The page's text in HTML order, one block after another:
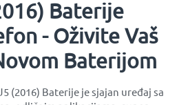
Baterije
- Oživite Vaš
Baterijom
(2016) Baterije je sjajan uređaj sa